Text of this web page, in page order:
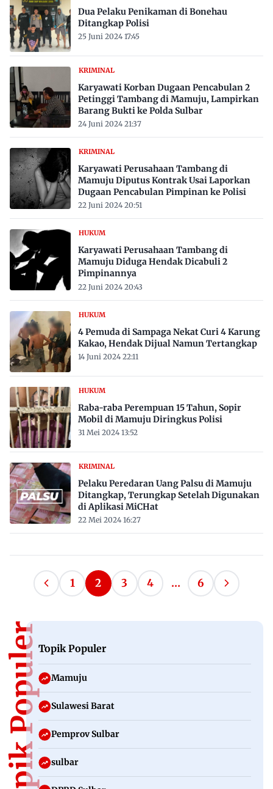
Dua Pelaku Penikaman di Bonehau
Ditangkap Polisi
25 Juni 2024 17:45
KRIMINAL
Karyawati Korban Dugaan Pencabulan 2
Petinggi Tambang di Mamuju, Lampirkan
Barang Bukti ke Polda Sulbar
24 Juni 2024 21:37
KRIMINAL
Karyawati Perusahaan Tambang di
Mamuju Diputus Kontrak Usai Laporkan
Dugaan Pencabulan Pimpinan ke Polisi
22 Juni 2024 20:51
HUKUM
Karyawati Perusahaan Tambang di
Mamuju Diduga Hendak Dicabuli 2
Pimpinannya
22 Juni 2024 20:43
HUKUM
4 Pemuda di Sampaga Nekat Curi 4 Karung
Kakao, Hendak Dijual Namun Tertangkap
14 Juni 2024 22:11
HUKUM
Raba-raba Perempuan 15 Tahun, Sopir
Mobil di Mamuju Diringkus Polisi
31 Mei 2024 13:52
KRIMINAL
Pelaku Peredaran Uang Palsu di Mamuju
Ditangkap, Terungkap Setelah Digunakan
di Aplikasi MiCHat
22 Mei 2024 16:27
Paginasi
Halaman
1 2 3 4 … 6
Topik PopulerTopik Populer
Mamuju
Sulawesi Barat
Pemprov Sulbar
sulbar